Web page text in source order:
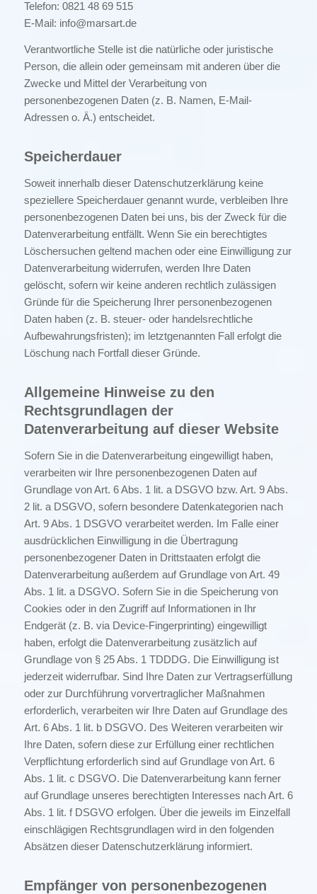
Telefon: 0821 48 69 515
E-Mail: info@marsart.de
Verantwortliche Stelle ist die natürliche oder juristische
Person, die allein oder gemeinsam mit anderen über die
Zwecke und Mittel der Verarbeitung von
personenbezogenen Daten (z. B. Namen, E-Mail-
Adressen o. Ä.) entscheidet.
Speicherdauer
Soweit innerhalb dieser Datenschutzerklärung keine
speziellere Speicherdauer genannt wurde, verbleiben Ihre
personenbezogenen Daten bei uns, bis der Zweck für die
Datenverarbeitung entfällt. Wenn Sie ein berechtigtes
Löschersuchen geltend machen oder eine Einwilligung zur
Datenverarbeitung widerrufen, werden Ihre Daten
gelöscht, sofern wir keine anderen rechtlich zulässigen
Gründe für die Speicherung Ihrer personenbezogenen
Daten haben (z. B. steuer- oder handelsrechtliche
Aufbewahrungsfristen); im letztgenannten Fall erfolgt die
Löschung nach Fortfall dieser Gründe.
Allgemeine Hinweise zu den
Rechtsgrundlagen der
Datenverarbeitung auf dieser Website
Sofern Sie in die Datenverarbeitung eingewilligt haben,
verarbeiten wir Ihre personenbezogenen Daten auf
Grundlage von Art. 6 Abs. 1 lit. a DSGVO bzw. Art. 9 Abs.
2 lit. a DSGVO, sofern besondere Datenkategorien nach
Art. 9 Abs. 1 DSGVO verarbeitet werden. Im Falle einer
ausdrücklichen Einwilligung in die Übertragung
personenbezogener Daten in Drittstaaten erfolgt die
Datenverarbeitung außerdem auf Grundlage von Art. 49
Abs. 1 lit. a DSGVO. Sofern Sie in die Speicherung von
Cookies oder in den Zugriff auf Informationen in Ihr
Endgerät (z. B. via Device-Fingerprinting) eingewilligt
haben, erfolgt die Datenverarbeitung zusätzlich auf
Grundlage von § 25 Abs. 1 TDDDG. Die Einwilligung ist
jederzeit widerrufbar. Sind Ihre Daten zur Vertragserfüllung
oder zur Durchführung vorvertraglicher Maßnahmen
erforderlich, verarbeiten wir Ihre Daten auf Grundlage des
Art. 6 Abs. 1 lit. b DSGVO. Des Weiteren verarbeiten wir
Ihre Daten, sofern diese zur Erfüllung einer rechtlichen
Verpflichtung erforderlich sind auf Grundlage von Art. 6
Abs. 1 lit. c DSGVO. Die Datenverarbeitung kann ferner
auf Grundlage unseres berechtigten Interesses nach Art. 6
Abs. 1 lit. f DSGVO erfolgen. Über die jeweils im Einzelfall
einschlägigen Rechtsgrundlagen wird in den folgenden
Absätzen dieser Datenschutzerklärung informiert.
Empfänger von personenbezogenen